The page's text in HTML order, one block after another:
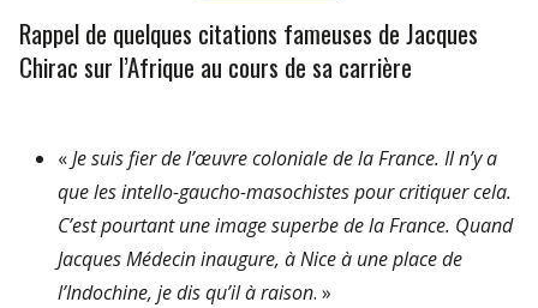
Rappel de quelques citations fameuses de Jacques
Chirac sur l’Afrique au cours de sa carrière
«Je suis fier de l’œuvre coloniale de la France. Il n’y a
que les intello-gaucho-masochistes pour critiquer cela.
C’est pourtant une image superbe de la France. Quand
Jacques Médecin inaugure, à Nice à une place de
l’Indochine, je dis qu’il à raison. »